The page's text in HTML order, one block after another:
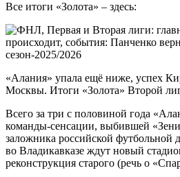
Все итоги «Золота» – здесь:
«Алания» упала ещё ниже, успех
Москвы. Итоги «Золота» Второй
Всего за три с половиной года
команды-сенсации, выбившей
заложника российской футбольной
во Владикавказе ждут новый
реконструкция старого (речь о